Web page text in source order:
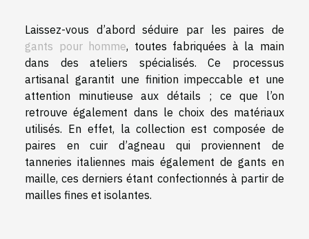
Laissez-vous d’abord séduire par les paires de
gants pour homme, toutes fabriquées à la main
dans des ateliers spécialisés. Ce processus
artisanal garantit une finition impeccable et une
attention minutieuse aux détails ; ce que l’on
retrouve également dans le choix des matériaux
utilisés. En effet, la collection est composée de
paires en cuir d’agneau qui proviennent de
tanneries italiennes mais également de gants en
maille, ces derniers étant confectionnés à partir de
mailles fines et isolantes.